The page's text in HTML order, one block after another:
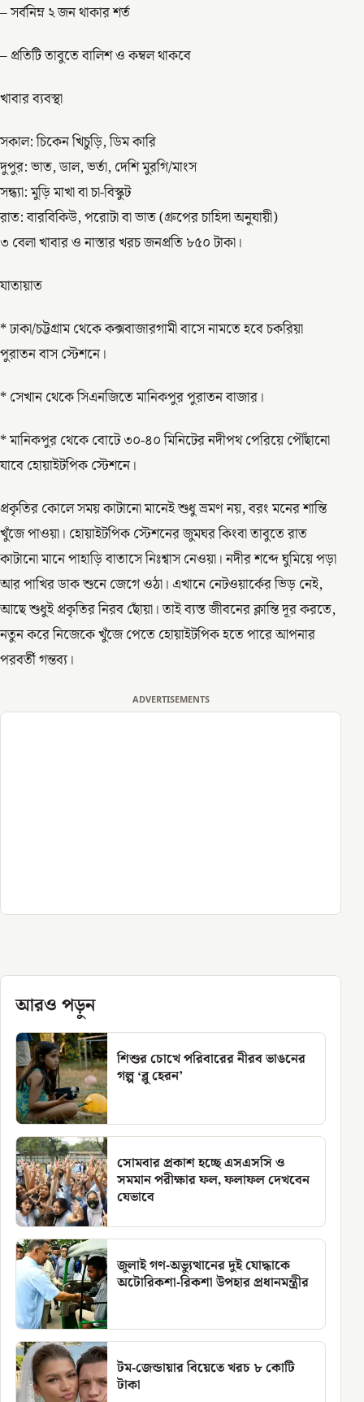
– সর্বনিম্ন ২ জন থাকার শর্ত
– প্রতিটি তাবুতে বালিশ ও কম্বল থাকবে
খাবার ব্যবস্থা
সকাল: চিকেন খিচুড়ি, ডিম কারি
দুপুর: ভাত, ডাল, ভর্তা, দেশি মুরগি/মাংস
সন্ধ্যা: মুড়ি মাখা বা চা-বিস্কুট
রাত: বারবিকিউ, পরোটা বা ভাত (গ্রুপের চাহিদা অনুযায়ী)
৩ বেলা খাবার ও নাস্তার খরচ জনপ্রতি ৮৫০ টাকা।
যাতায়াত
* ঢাকা/চট্টগ্রাম থেকে কক্সবাজারগামী বাসে নামতে হবে চকরিয়া
পুরাতন বাস স্টেশনে।
* সেখান থেকে সিএনজিতে মানিকপুর পুরাতন বাজার।
* মানিকপুর থেকে বোটে ৩০-৪০ মিনিটের নদীপথ পেরিয়ে পৌঁছানো
যাবে হোয়াইটপিক স্টেশনে।
প্রকৃতির কোলে সময় কাটানো মানেই শুধু ভ্রমণ নয়, বরং মনের শান্তি
খুঁজে পাওয়া। হোয়াইটপিক স্টেশনের জুমঘর কিংবা তাবুতে রাত
কাটানো মানে পাহাড়ি বাতাসে নিঃশ্বাস নেওয়া। নদীর শব্দে ঘুমিয়ে পড়া
আর পাখির ডাক শুনে জেগে ওঠা। এখানে নেটওয়ার্কের ভিড় নেই,
আছে শুধুই প্রকৃতির নিরব ছোঁয়া। তাই ব্যস্ত জীবনের ক্লান্তি দূর করতে,
নতুন করে নিজেকে খুঁজে পেতে হোয়াইটপিক হতে পারে আপনার
পরবর্তী গন্তব্য।
ADVERTISEMENTS
আরও পড়ুন
শিশুর চোখে পরিবারের নীরব ভাঙনের
গল্প ‘ব্লু হেরন’
সোমবার প্রকাশ হচ্ছে এসএসসি ও
সমমান পরীক্ষার ফল, ফলাফল দেখবেন
যেভাবে
জুলাই গণ-অভ্যুত্থানের দুই যোদ্ধাকে
অটোরিকশা-রিকশা উপহার প্রধানমন্ত্রীর
টম-জেন্ডায়ার বিয়েতে খরচ ৮ কোটি
টাকা